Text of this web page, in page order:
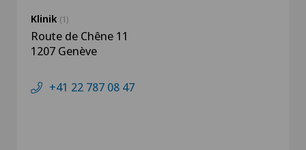
Klinik (1)
Route de Chêne 11
1207 Genève
+41 22 787 08 47